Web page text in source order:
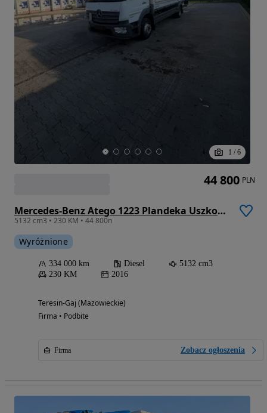
1 / 6
Mercedes-Benz Atego 1223 Plandeka Uszkodzony
5132 cm3 • 230 KM • 44 800n
Wyróżnione
334 000 km Diesel
5132 cm3
230 KM
2016
Teresin-Gaj (Mazowieckie)
Firma • Podbite
Firma Zobacz ogłoszenia
44 800 PLN